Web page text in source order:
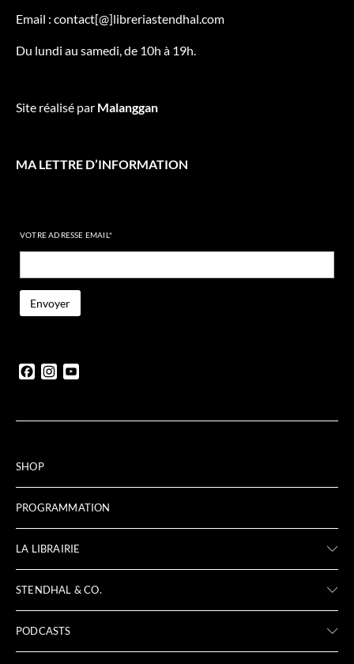
Email : contact[@]libreriastendhal.com
Du lundi au samedi, de 10h à 19h.
Site réalisé par Malanggan
MA LETTRE D’INFORMATION
VOTRE ADRESSE EMAIL*
FacebookInstagram
SHOP
PROGRAMMATION
LA LIBRAIRIE
STENDHAL & CO.
PODCASTS